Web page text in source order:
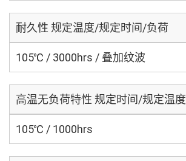
耐久性 规定温度/规定时间/负荷
105℃ / 3000hrs / 叠加纹波
高温无负荷特性 规定时间/规定温度
105℃ / 1000hrs